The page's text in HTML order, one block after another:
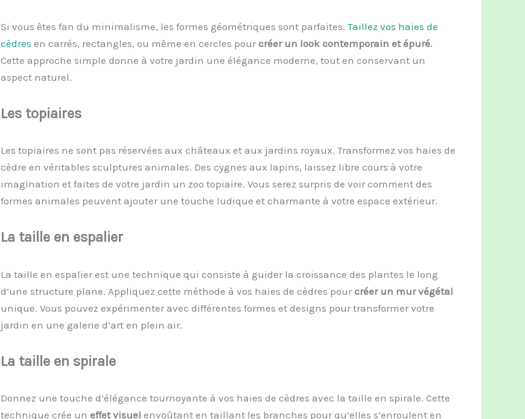
Si vous êtes fan du minimalisme, les formes géométriques sont parfaites. Taillez vos haies de
cèdres en carrés, rectangles, ou même en cercles pour créer un look contemporain et épuré.
Cette approche simple donne à votre jardin une élégance moderne, tout en conservant un
aspect naturel.
Les topiaires
Les topiaires ne sont pas réservées aux châteaux et aux jardins royaux. Transformez vos haies de
cèdre en véritables sculptures animales. Des cygnes aux lapins, laissez libre cours à votre
imagination et faites de votre jardin un zoo topiaire. Vous serez surpris de voir comment des
formes animales peuvent ajouter une touche ludique et charmante à votre espace extérieur.
La taille en espalier
La taille en espalier est une technique qui consiste à guider la croissance des plantes le long
d’une structure plane. Appliquez cette méthode à vos haies de cèdres pour créer un mur végétal
unique. Vous pouvez expérimenter avec différentes formes et designs pour transformer votre
jardin en une galerie d’art en plein air.
La taille en spirale
Donnez une touche d’élégance tournoyante à vos haies de cèdres avec la taille en spirale. Cette
technique crée un effet visuel envoûtant en taillant les branches pour qu’elles s’enroulent en